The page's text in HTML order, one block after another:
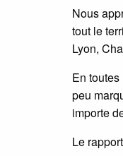
Nous
tout le
Lyon,
En
peu
importe
Le